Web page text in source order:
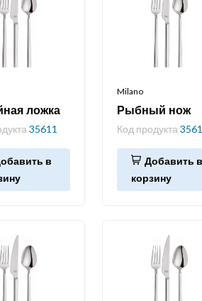
ложка
35611
в
Milano
Рыбный нож
Код продукта
Добавить
корзину